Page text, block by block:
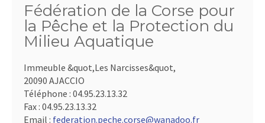
Fédération de la Corse pour
la Pêche et la Protection du
Milieu Aquatique
Immeuble &quot,Les Narcisses&quot,
20090 AJACCIO
Téléphone : 04.95.23.13.32
Fax : 04.95.23.13.32
Email : federation.peche.corse@wanadoo.fr